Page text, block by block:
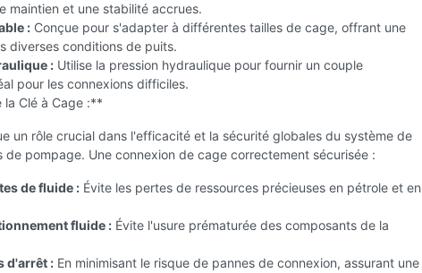
maintien et une stabilité accrues.
: Conçue pour s'adapter à différentes tailles de cage, offrant une
diverses conditions de puits.
: Utilise la pression hydraulique pour fournir un couple
pour les connexions difficiles.
Clé à Cage :**
un rôle crucial dans l'efficacité et la sécurité globales du système de
de pompage. Une connexion de cage correctement sécurisée :
de fluide : Évite les pertes de ressources précieuses en pétrole et en
fluide : Évite l'usure prématurée des composants de la
d'arrêt : En minimisant le risque de pannes de connexion, assurant une